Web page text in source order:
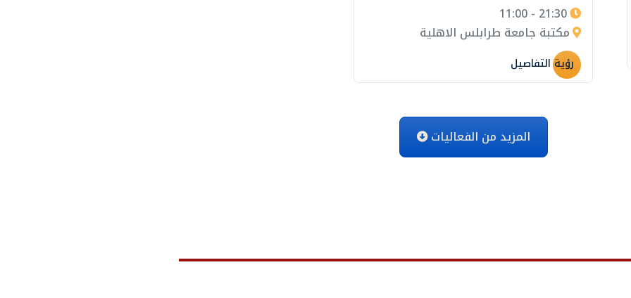
21:30 - 11:00
مكتبة جامعة طرابلس الاهلية
رؤية التفاصيل
المزيد من الفعاليات